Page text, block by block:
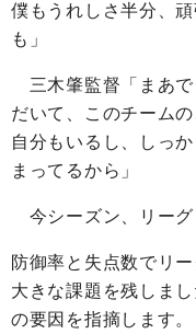
僕もうれしさ半分、
も」
三木肇監督「まあで
だいて、このチーム
自分もいるし、しっ
まってるから」
今シーズン、リーグ
防御率と失点数でリ
大きな課題を残しま
の要因を指摘します。